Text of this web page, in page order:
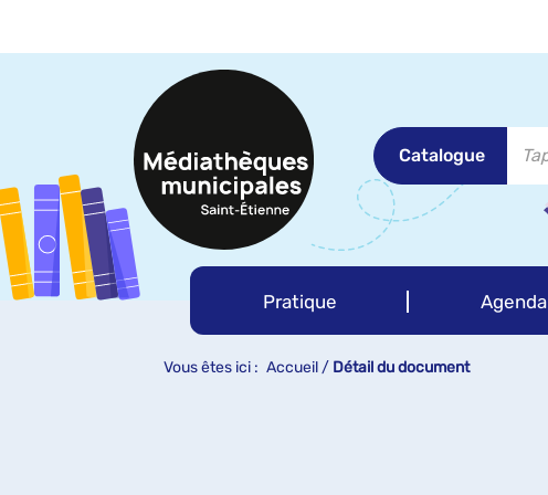
Catalogue
Vous êtes ici : Accueil / Détail du document
Pratique Agenda